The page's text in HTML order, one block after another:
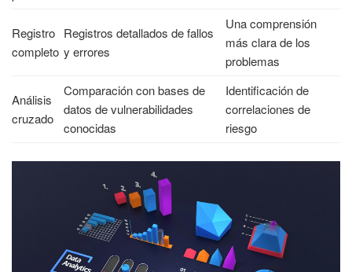
Registro
completo
Registros detallados de fallos
y errores
Una comprensión
más clara de los
problemas
Análisis
cruzado
Comparación con bases de
datos de vulnerabilidades
conocidas
Identificación de
correlaciones de
riesgo